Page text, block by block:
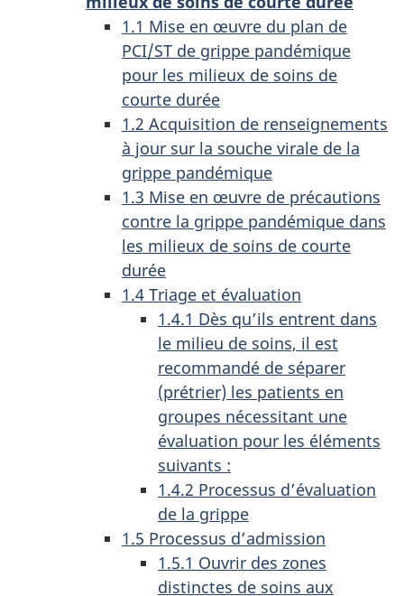
1.1 Mise en œuvre du plan de
PCI/ST de grippe pandémique
pour les milieux de soins de
courte durée
1.2 Acquisition de renseignements
à jour sur la souche virale de la
grippe pandémique
1.3 Mise en œuvre de précautions
contre la grippe pandémique dans
les milieux de soins de courte
durée
1.4 Triage et évaluation
1.4.1 Dès qu’ils entrent dans
le milieu de soins, il est
recommandé de séparer
(prétrier) les patients en
groupes nécessitant une
évaluation pour les éléments
suivants :
1.4.2 Processus d’évaluation
de la grippe
1.5 Processus d’admission
1.5.1 Ouvrir des zones
distinctes de soins aux